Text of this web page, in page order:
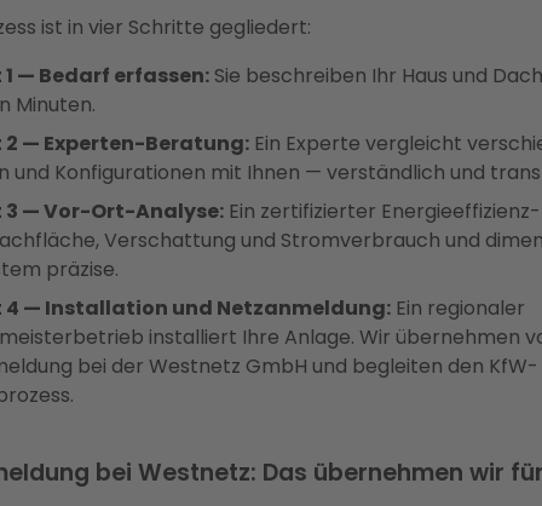
ist in vier Schritte gegliedert:
— Bedarf erfassen:Sie beschreiben Ihr Haus und
Minuten.
— Experten-Beratung:Ein Experte vergleicht
und Konfigurationen mit Ihnen — verständlich und
— Vor-Ort-Analyse:Ein zertifizierter
Verschattung und Stromverbrauch und
präzise.
— Installation und Netzanmeldung:Ein regionaler
installiert Ihre Anlage. Wir übernehmen
bei der Westnetz GmbH und begleiten den KfW-
bei Westnetz: Das übernehmen wir